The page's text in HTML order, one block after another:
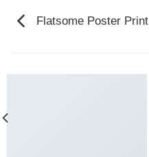
Flatsome Poster Print